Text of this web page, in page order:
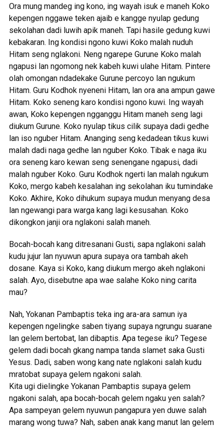
Ora mung mandeg ing kono, ing wayah isuk e maneh Koko
kepengen nggawe teken ajaib e kangge nyulap gedung
sekolahan dadi luwih apik maneh. Tapi hasile gedung kuwi
kebakaran. Ing kondisi ngono kuwi Koko malah nuduh
Hitam seng nglakoni. Neng ngarepe Gurune Koko malah
ngapusi lan ngomong nek kabeh kuwi ulahe Hitam. Pintere
olah omongan ndadekake Gurune percoyo lan ngukum
Hitam. Guru Kodhok nyeneni Hitam, lan ora ana ampun gawe
Hitam. Koko seneng karo kondisi ngono kuwi. Ing wayah
awan, Koko kepengen ngganggu Hitam maneh seng lagi
diukum Gurune. Koko nyulap tikus cilik supaya dadi gedhe
lan iso nguber Hitam. Ananging seng kedadean tikus kuwi
malah dadi naga gedhe lan nguber Koko. Tibak e naga iku
ora seneng karo kewan seng senengane ngapusi, dadi
malah nguber Koko. Guru Kodhok ngerti lan malah ngukum
Koko, mergo kabeh kesalahan ing sekolahan iku tumindake
Koko. Akhire, Koko dihukum supaya mudun menyang desa
lan ngewangi para warga kang lagi kesusahan. Koko
dikongkon janji ora nglakoni salah maneh.
Bocah-bocah kang ditresanani Gusti, sapa nglakoni salah
kudu jujur lan nyuwun apura supaya ora tambah akeh
dosane. Kaya si Koko, kang diukum mergo akeh nglakoni
salah. Ayo, disebutne apa wae salahe Koko ning carita
mau?
Nah, Yokanan Pambaptis teka ing ara-ara samun iya
kepengen ngelingke saben tiyang supaya ngrungu suarane
lan gelem bertobat, lan dibaptis. Apa tegese iku? Tegese
gelem dadi bocah gkang nampa tanda slamet saka Gusti
Yesus. Dadi, saben wong kang nate nglakoni salah kudu
mratobat supaya gelem ngakoni salah.
Kita ugi dielingke Yokanan Pambaptis supaya gelem
ngakoni salah, apa bocah-bocah gelem ngaku yen salah?
Apa sampeyan gelem nyuwun pangapura yen duwe salah
marang wong tuwa? Nah, saben anak kang manut lan gelem